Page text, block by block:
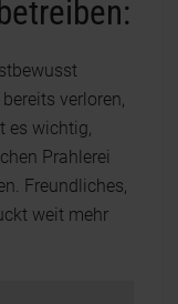
verloren,
es wichtig,
Prahlerei
Freundliches,
weit mehr